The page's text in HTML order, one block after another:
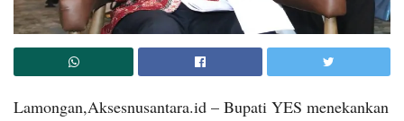
Lamongan,Aksesnusantara.id – Bupati YES menekankan